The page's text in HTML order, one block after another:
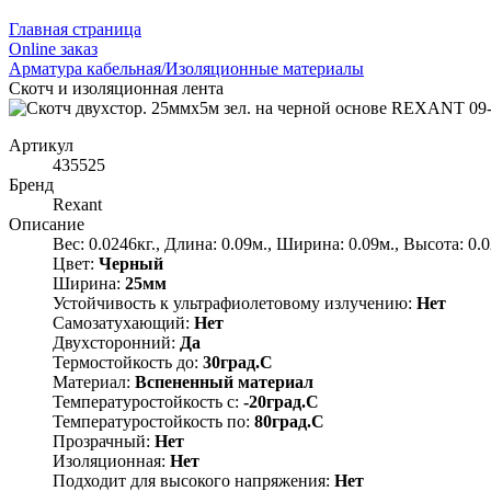
Главная страница
Оnline заказ
Арматура кабельная/Изоляционные материалы
Скотч и изоляционная лента
Артикул
435525
Бренд
Rexant
Описание
Вес: 0.0246кг., Длина: 0.09м., Ширина: 0.09м., Высота:
Цвет: Черный
Ширина: 25мм
Устойчивость к ультрафиолетовому излучению: Нет
Самозатухающий: Нет
Двухсторонний: Да
Термостойкость до: 30град.C
Материал: Вспененный материал
Температуростойкость с: -20град.C
Температуростойкость по: 80град.C
Прозрачный: Нет
Изоляционная: Нет
Подходит для высокого напряжения: Нет